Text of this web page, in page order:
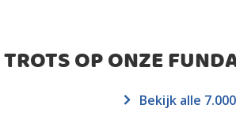
OP ONZE
Bekijk alle